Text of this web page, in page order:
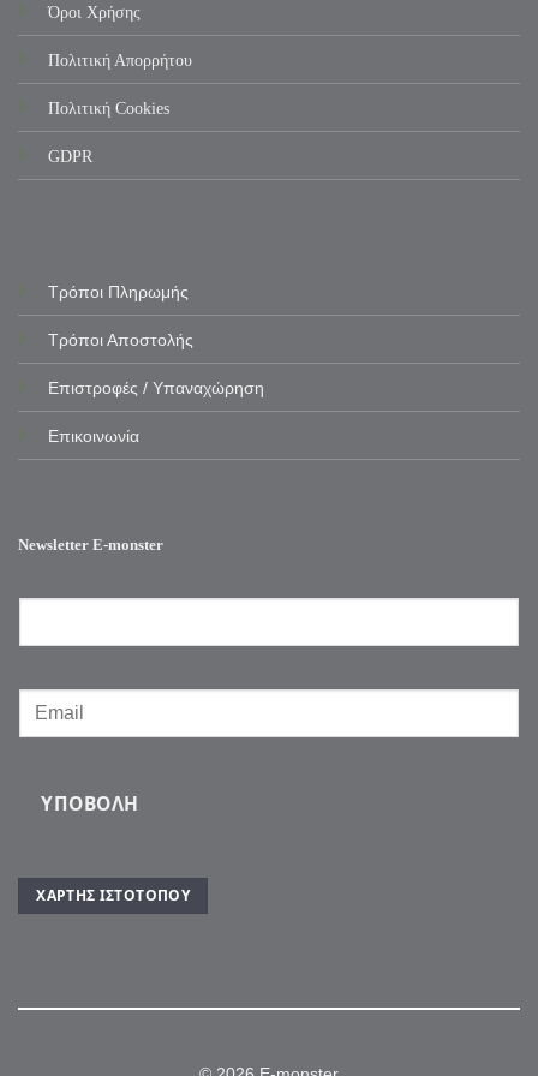
Όροι Χρήσης
Πολιτική Απορρήτου
Πολιτική Cookies
GDPR
Τρόποι Πληρωμής
Τρόποι Αποστολής
Επιστροφές / Υπαναχώρηση
Επικοινωνία
Newsletter E-monster
ΥΠΟΒΟΛΉ
ΧΆΡΤΗΣ ΙΣΤΌΤΟΠΟΥ